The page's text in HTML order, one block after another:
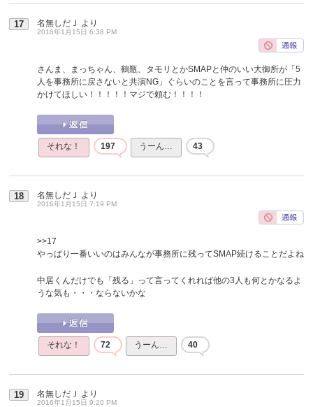
17 名無しだＪ より
2016年1月15日 6:38 PM
さんま、まっちゃん、鶴瓶、タモリとかSMAPと仲のいい大御所が「5
人を事務所に戻さないと共演NG」ぐらいのことを言って事務所に圧力
かけてほしい！！！！！マジで頼む！！！！
それな！ 197 うーん… 43
18 名無しだＪ より
2016年1月15日 7:19 PM
>>17
やっぱり一番いいのはみんなが事務所に残ってSMAP続けることだよね
中居くんだけでも「残る」って言ってくれれば他の3人も何とかなるよ
うな気も・・・ならないかな
それな！ 72 うーん… 40
19 名無しだＪ より
2016年1月15日 9:20 PM